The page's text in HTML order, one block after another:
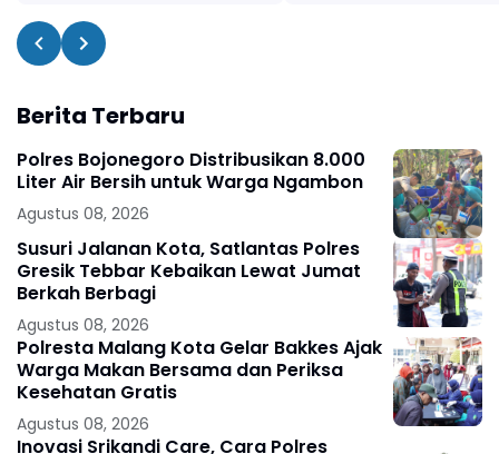
Berita Terbaru
Polres Bojonegoro Distribusikan 8.000
Liter Air Bersih untuk Warga Ngambon
Agustus 08, 2026
Susuri Jalanan Kota, Satlantas Polres
Gresik Tebbar Kebaikan Lewat Jumat
Berkah Berbagi
Agustus 08, 2026
Polresta Malang Kota Gelar Bakkes Ajak
Warga Makan Bersama dan Periksa
Kesehatan Gratis
Agustus 08, 2026
Inovasi Srikandi Care, Cara Polres